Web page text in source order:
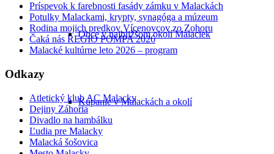
Obce v najbližšom okolí Malaciek
Kúpanie v Malackách a okolí
Príspevok k farebnosti fasády zámku v Malackách
Potulky Malackami, krypty, synagóga a múzeum
Rodina mojich predkov Vícenovcov zo Zohoru
Čaká nás REGIO POMPA 2026
Malacké kultúrne leto 2026 – program
Odkazy
Atletický klub AC Malacky
Dejiny Záhoria
Divadlo na hambálku
Ľudia pre Malacky
Malacká šošovica